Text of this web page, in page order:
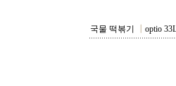
국물 떡볶기 optio